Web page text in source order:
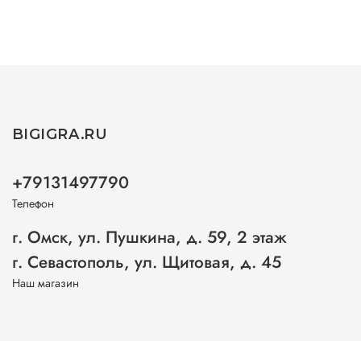
BIGIGRA.RU
+79131497790
Телефон
г. Омск, ул. Пушкина, д. 59, 2 этаж
г. Севастополь, ул. Щитовая, д. 45
Наш магазин